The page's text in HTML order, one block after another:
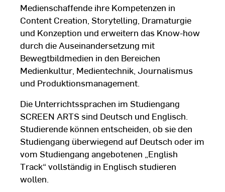
Medienschaffende ihre Kompetenzen in
Content Creation, Storytelling, Dramaturgie
und Konzeption und erweitern das Know-how
durch die Auseinandersetzung mit
Bewegtbildmedien in den Bereichen
Medienkultur, Medientechnik, Journalismus
und Produktionsmanagement.
Die Unterrichtssprachen im Studiengang
SCREEN ARTS sind Deutsch und Englisch.
Studierende können entscheiden, ob sie den
Studiengang überwiegend auf Deutsch oder im
vom Studiengang angebotenen „English
Track“ vollständig in Englisch studieren
wollen.